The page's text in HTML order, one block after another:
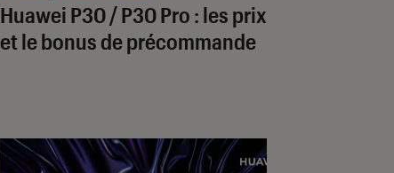
Huawei P30 / P30 Pro : les prix
et le bonus de précommande